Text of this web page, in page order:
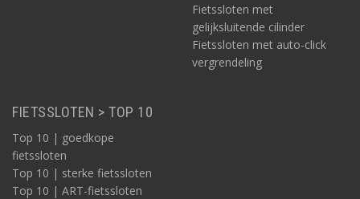
Fietssloten met
gelijksluitende cilinder
Fietssloten met auto-click
vergrendeling
FIETSSLOTEN > TOP 10
Top 10 | goedkope
fietssloten
Top 10 | sterke fietssloten
Top 10 | ART-fietssloten